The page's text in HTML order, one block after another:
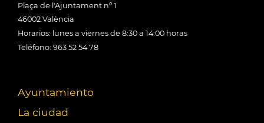
Plaça de l'Ajuntament nº 1
46002 València
Horarios: lunes a viernes de 8:30 a 14:00 horas
Teléfono: 963 52 54 78
Ayuntamiento
La ciudad